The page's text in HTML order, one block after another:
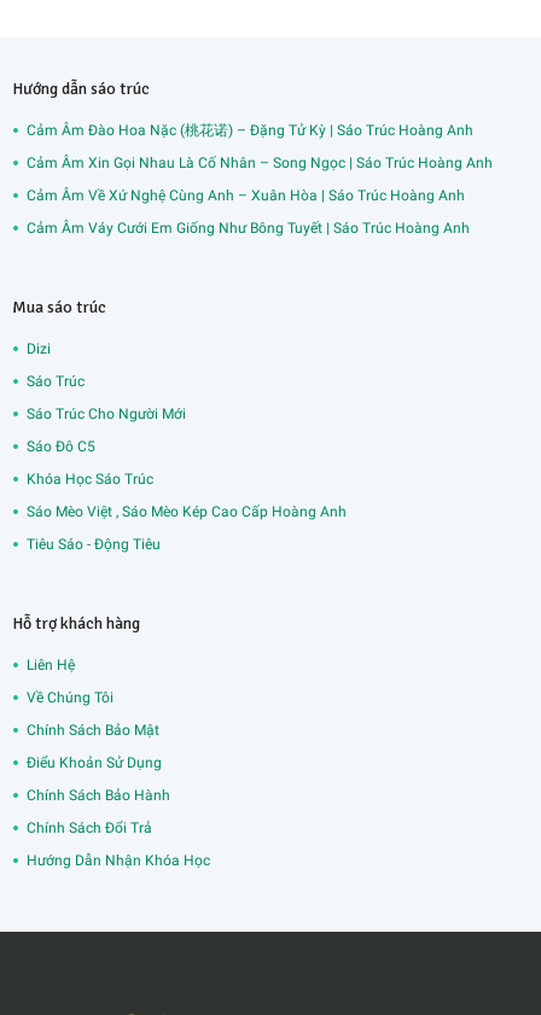
Hướng dẫn sáo trúc
Cảm Âm Đào Hoa Nặc (桃花诺) – Đặng Tử Kỳ | Sáo Trúc Hoàng Anh
Cảm Âm Xin Gọi Nhau Là Cố Nhân – Song Ngọc | Sáo Trúc Hoàng Anh
Cảm Âm Về Xứ Nghệ Cùng Anh – Xuân Hòa | Sáo Trúc Hoàng Anh
Cảm Âm Váy Cưới Em Giống Như Bông Tuyết | Sáo Trúc Hoàng Anh
Mua sáo trúc
Dizi
Sáo Trúc
Sáo Trúc Cho Người Mới
Sáo Đô C5
Khóa Học Sáo Trúc
Sáo Mèo Việt , Sáo Mèo Kép Cao Cấp Hoàng Anh
Tiêu Sáo - Động Tiêu
Hỗ trợ khách hàng
Liên Hệ
Về Chúng Tôi
Chính Sách Bảo Mật
Điểu Khoản Sử Dụng
Chính Sách Bảo Hành
Chính Sách Đổi Trả
Hướng Dẫn Nhận Khóa Học